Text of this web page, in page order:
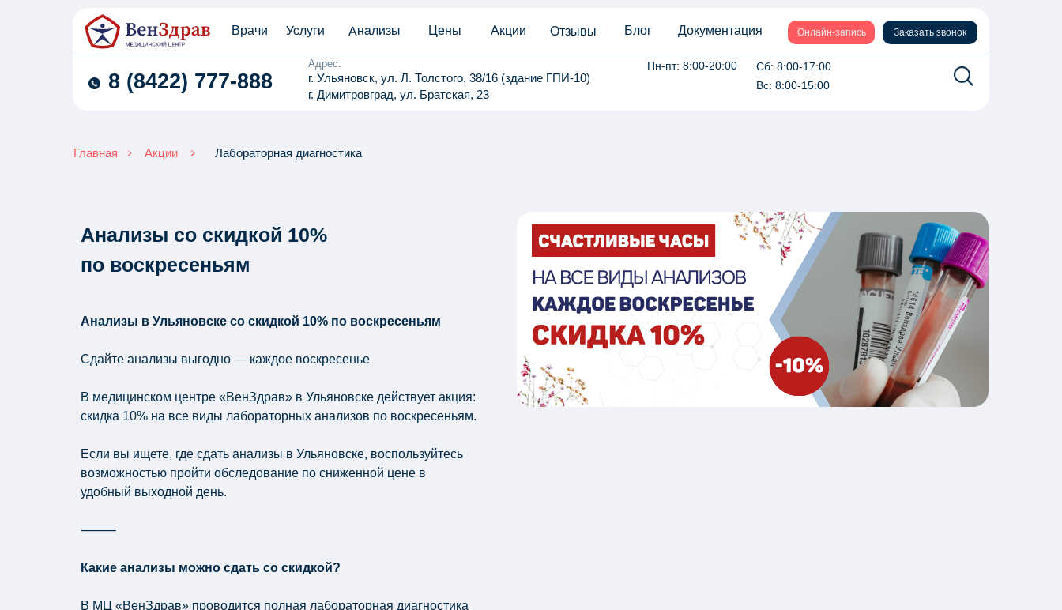
Онлайн-запись
8 (8422) 777-888 г. Ульяновск, ул. Л. Толстого, 38/16 (здание ГПИ-10)
Адрес: Пн-пт: 8:00-20:00
Сб: 8:00-17:00
Вс: 8:00-15:00
Заказать звонок
Врачи Услуги Цены Отзывы Блог Документация
Акции
Анализы
г. Димитровград, ул. Братская, 23
Анализы со скидкой 10%
по воскресеньям
Анализы в Ульяновске со скидкой 10% по воскресеньям
Сдайте анализы выгодно — каждое воскресенье
В медицинском центре «ВенЗдрав» в Ульяновске действует акция:
скидка 10% на все виды лабораторных анализов по воскресеньям.
Если вы ищете, где сдать анализы в Ульяновске, воспользуйтесь
возможностью пройти обследование по сниженной цене в
удобный выходной день.
⸻
Какие анализы можно сдать со скидкой?
В МЦ «ВенЗдрав» проводится полная лабораторная диагностика
Акции
Главная Лабораторная диагностика